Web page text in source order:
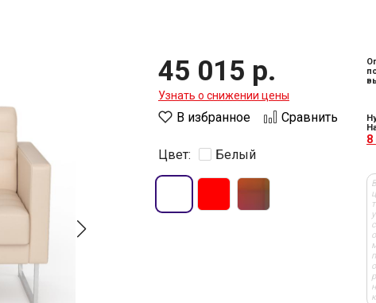
45 015 р.
Узнать о снижении цены
В избранное Сравнить
Цвет: Белый
8